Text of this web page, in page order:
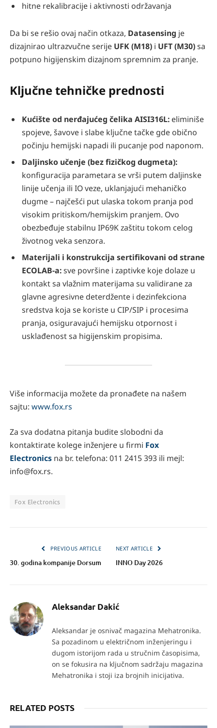
hitne rekalibracije i aktivnosti održavanja
Da bi se rešio ovaj način otkaza, Datasensing je
dizajnirao ultrazvučne serije UFK (M18) i UFT (M30)sa
potpuno higijenskim dizajnom spremnim za pranje.
Ključne tehničke prednosti
Kućište od nerđajućeg čelika AISI316L: eliminiše
spojeve, šavove i slabe ključne tačke gde obično
počinju hemijski napadi ili pucanje pod naponom.
Daljinsko učenje (bez fizičkog dugmeta):
konfiguracija parametara se vrši putem daljinske
linije učenja ili IO veze, uklanjajući mehaničko
dugme – najčešći put ulaska tokom pranja pod
visokim pritiskom/hemijskim pranjem. Ovo
obezbeđuje stabilnu IP69K zaštitu tokom celog
životnog veka senzora.
Materijali i konstrukcija sertifikovani od strane
ECOLAB-a:sve površine i zaptivke koje dolaze u
kontakt sa vlažnim materijama su validirane za
glavne agresivne deterdžente i dezinfekciona
sredstva koja se koriste u CIP/SIP i procesima
pranja, osiguravajući hemijsku otpornost i
usklađenost sa higijenskim propisima.
Više informacija možete da pronađete na našem
sajtu: www.fox.rs
Za sva dodatna pitanja budite slobodni da
kontaktirate kolege inženjere u firmi Fox
Electronics na br. telefona: 011 2415 393 ili mejl:
info@fox.rs.
Fox Electronics
PREVIOUS ARTICLE
30. godina kompanije Dorsum
NEXT ARTICLE
INNO Day 2026
Aleksandar Dakić
Aleksandar je osnivač magazina Mehatronika.
Sa pozadinom u električnom inženjeringu i
dugom istorijom rada u stručnim časopisima,
on se fokusira na ključnom sadržaju magazina
Mehatronika i stoji iza brojnih inicijativa.
RELATED POSTS